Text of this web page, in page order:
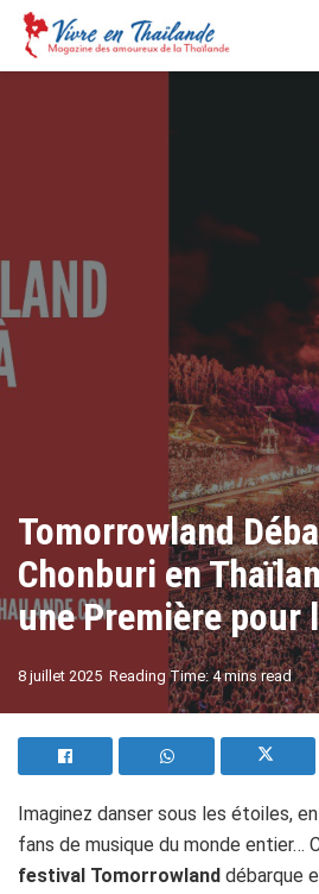
Tomorrowland
Chonburi en
une Première pour
8 juillet 2025 Reading Time: 4 mins read
Imaginez danser sous les étoiles,
fans de musique du monde entier…
festival Tomorrowland débarque